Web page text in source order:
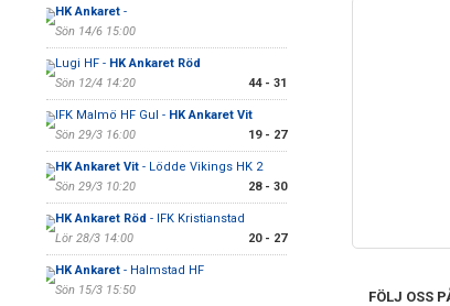
HK Ankaret-
Sön 14/6 15:00
Lugi HF - HK Ankaret Röd
Sön 12/4 14:20
44 - 31
IFK Malmö HF Gul - HK Ankaret Vit
Sön 29/3 16:00
19 - 27
HK Ankaret Vit- Lödde Vikings HK 2
Sön 29/3 10:20
28 - 30
HK Ankaret Röd - IFK Kristianstad
Lör 28/3 14:00
20 - 27
HK Ankaret- Halmstad HF
Sön 15/3 15:50
FÖLJ OSS